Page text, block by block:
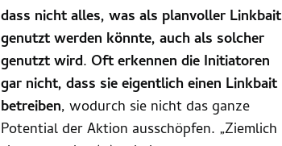
dass nicht alles, was als planvoller Linkbait
genutzt werden könnte, auch als solcher
genutzt wird. Oft erkennen die Initiatoren
gar nicht, dass sie eigentlich einen Linkbait
betreiben, wodurch sie nicht das ganze
Potential der Aktion ausschöpfen. „Ziemlich